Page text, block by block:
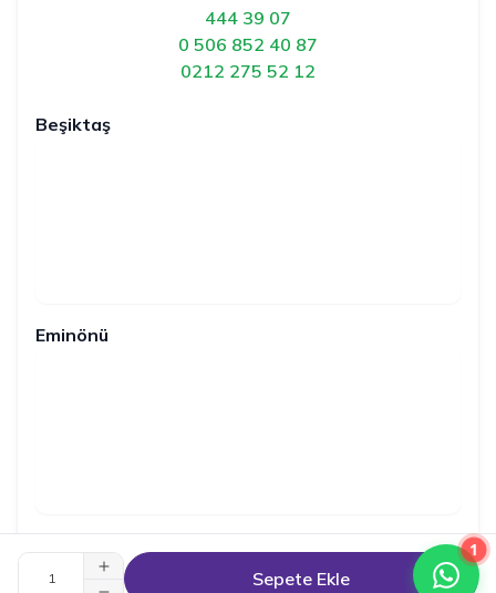
1
Sepete Ekle
444 39 07
0 506 852 40 87
0212 275 52 12
Beşiktaş
Eminönü